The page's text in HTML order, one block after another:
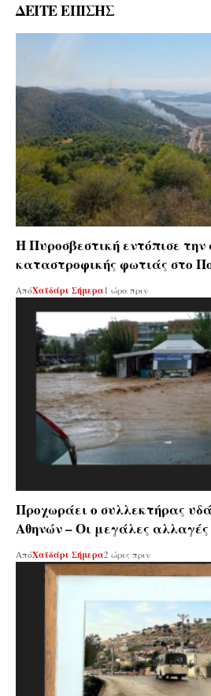
ΔΕΙΤΕ ΕΠΙΣΗΣ
Η Πυροσβεστική εντόπισε την
καταστροφικής φωτιάς στο
ΑπόΧαϊδάρι Σήμερα 1 ώρα πριν
Προχωράει ο συλλεκτήρας
Αθηνών – Οι μεγάλες αλλαγές
ΑπόΧαϊδάρι Σήμερα2 ώρες πριν